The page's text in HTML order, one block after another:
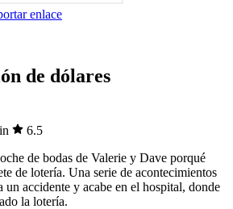
enlace
de dólares
6.5
de bodas de Valerie y Dave porqué
de lotería. Una serie de acontecimientos
un accidente y acabe en el hospital, donde
la lotería.